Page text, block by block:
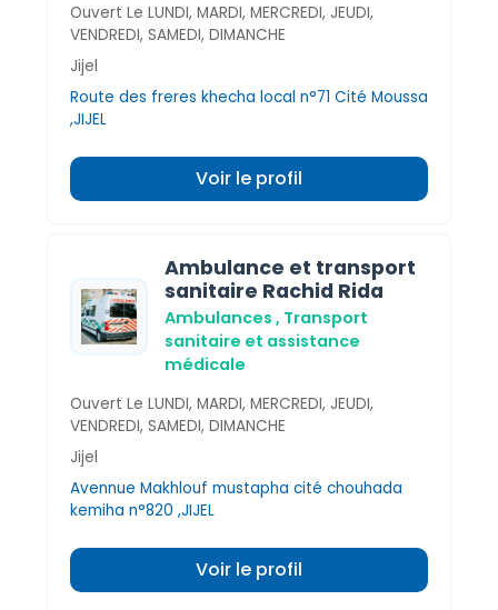
Ouvert Le LUNDI, MARDI, MERCREDI, JEUDI,
VENDREDI, SAMEDI, DIMANCHE
Jijel
Route des freres khecha local n°71 Cité Moussa
,JIJEL
Voir le profil
Ambulance et transport
sanitaire Rachid Rida
Ambulances , Transport
sanitaire et assistance
médicale
Ouvert Le LUNDI, MARDI, MERCREDI, JEUDI,
VENDREDI, SAMEDI, DIMANCHE
Jijel
Avennue Makhlouf mustapha cité chouhada
kemiha n°820 ,JIJEL
Voir le profil